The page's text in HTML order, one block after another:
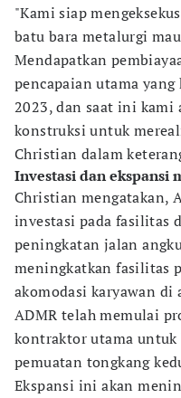
"Kami siap
batu bara metalurgi
Mendapatkan
pencapaian utama
2023, dan saat ini kami
konstruksi untuk
Christian dalam
Investasi dan ekspansi
Christian mengatakan,
investasi pada fasilitas
peningkatan jalan
meningkatkan fasilitas
akomodasi karyawan di
ADMR telah memulai
kontraktor utama
pemuatan tongkang
Ekspansi ini akan